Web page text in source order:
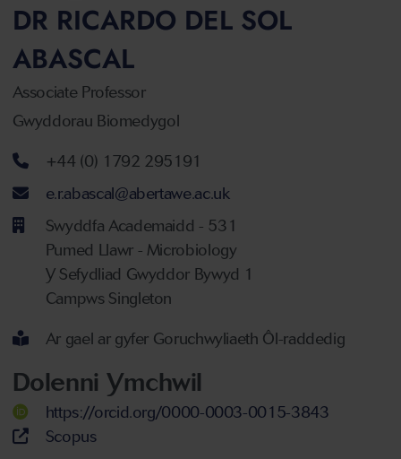
DR RICARDO DEL SOL
ABASCAL
Associate Professor
Gwyddorau Biomedygol
Rhif ffôn+44 (0) 1792 295191
Cyfeiriad ebost
e.r.abascal@abertawe.ac.uk
Swyddfa Academaidd - 531
Pumed Llawr - Microbiology
Y Sefydliad Gwyddor Bywyd 1
Campws Singleton
Ar gael ar gyfer Goruchwyliaeth Ôl-raddedig
Dolenni Ymchwil
https://orcid.org/0000-0003-0015-3843
Scopus